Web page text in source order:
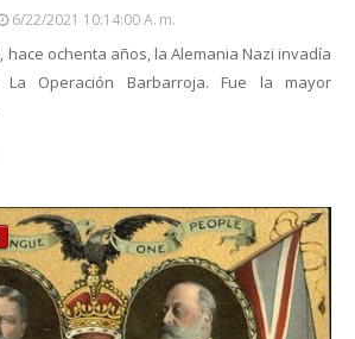
6/22/2021 10:14:00 A. M.
hace ochenta años, la Alemania Nazi invadía
La Operación Barbarroja. Fue la mayor